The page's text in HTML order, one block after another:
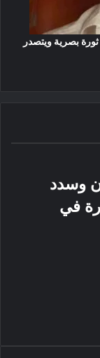
بصرية ويتصدر
وسدد
في